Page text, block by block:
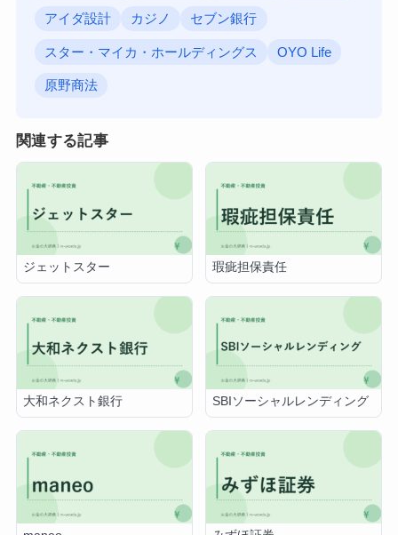
アイダ設計 カジノ セブン銀行
スター・マイカ・ホールディングス OYO Life
原野商法
関連する記事
ジェットスター 瑕疵担保責任
大和ネクスト銀行 SBIソーシャルレンディング